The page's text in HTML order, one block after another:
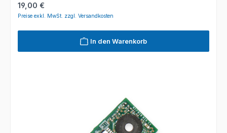
Regulärer Preis:
19,00 €
Preise exkl. MwSt. zzgl. Versandkosten
In den Warenkorb